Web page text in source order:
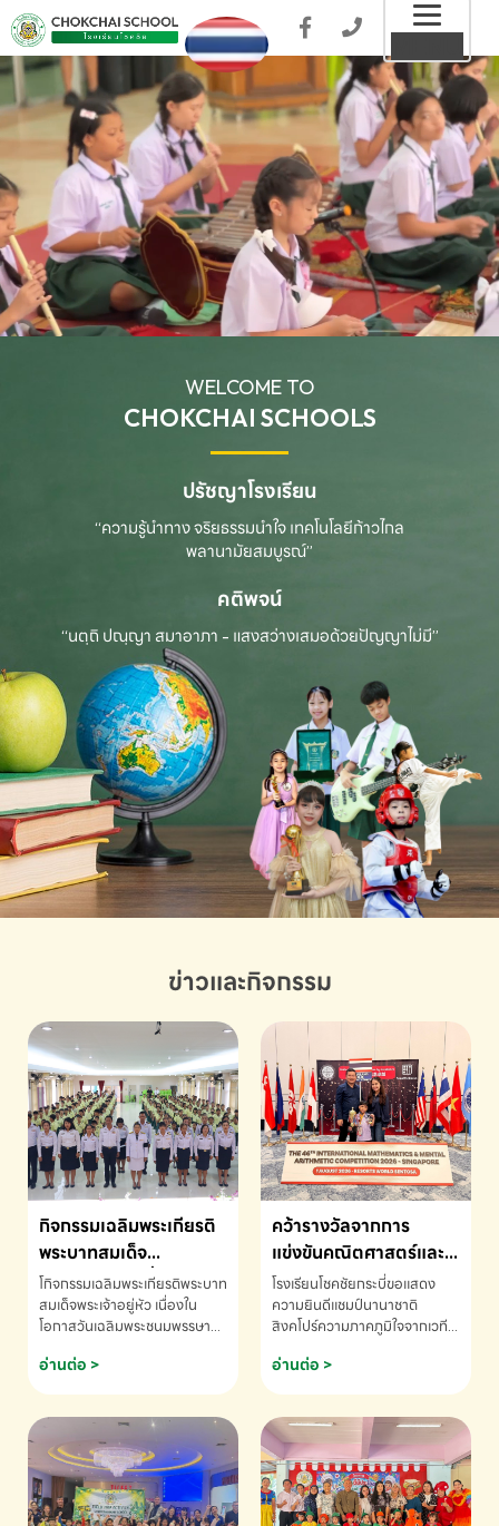
WELCOME TO
CHOKCHAI SCHOOLS
ปรัชญาโรงเรียน
“ความรู้นำทาง จริยธรรมนำใจ เทคโนโลยีก้าวไกล
พลานามัยสมบูรณ์”
คติพจน์
“นตฺถิ ปณฺญา สมาอาภา - แสงสว่างเสมอด้วยปัญญาไม่มี”
ข่าวและกิจกรรม
กิจกรรมเฉลิมพระเกียรติ
พระบาทสมเด็จ
พระเจ้าอยู่หัว เนื่องใน
โอกาสวันเฉลิม
พระชนมพรรษา
โกิจกรรมเฉลิมพระเกียรติพระบาท
สมเด็จพระเจ้าอยู่หัว เนื่องใน
โอกาสวันเฉลิมพระชนมพรรษา
ข้อมูลเพิ่มเติม โทร. 075-691910
อ่านต่อ >
คว้ารางวัลจากการ
แข่งขันคณิตศาสตร์และ
คณิตคิดเร็วนานาชาติ
ครั้งที่ 46 ประจำปี 2569
ณ ประเทศสิงคโปร์
โรงเรียนโชคชัยกระบี่ขอแสดง
ความยินดีแชมป์นานาชาติ
สิงคโปร์ความภาคภูมิใจจากเวที
ด.ช.พัทธนันท์ พรหมพันธ์ ชั้น
อนุบาล EP K3 โรงเรียนโชคชัย
แข่งขันคณิตศาสตร์และคณิตคิด
เร็วนานาชาติ ครั้งที่ 46 ประจำปี
2569 ณ ประเทศสิงคโปร์
INTERNATIONAL
MATHEMATICS AND
อ่านต่อ >